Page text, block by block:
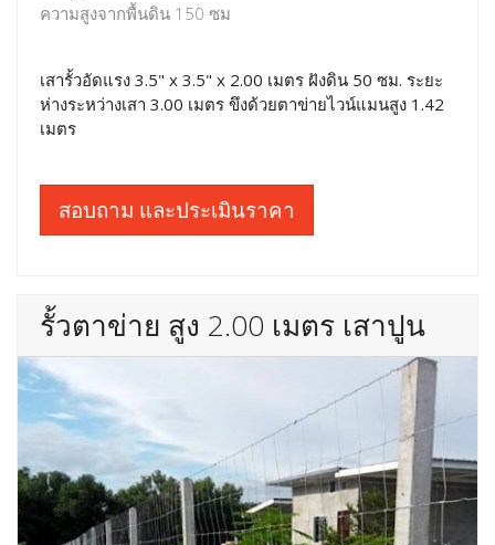
ความสูงจากพื้นดิน 150 ซม
เสารั้วอัดแรง 3.5" x 3.5" x 2.00 เมตร ฝังดิน 50 ซม. ระยะ
ห่างระหว่างเสา 3.00 เมตร ขึงด้วยตาข่ายไวน์แมนสูง 1.42
เมตร
สอบถาม และประเมินราคา
รั้วตาข่าย สูง 2.00 เมตร เสาปูน